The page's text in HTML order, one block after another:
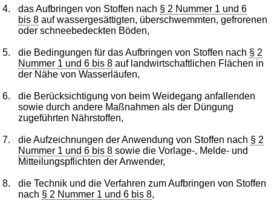
4. das Aufbringen von Stoffen nach § 2 Nummer 1 und 6
bis 8 auf wassergesättigten, überschwemmten, gefrorenen
oder schneebedeckten Böden,
5. die Bedingungen für das Aufbringen von Stoffen nach § 2
Nummer 1 und 6 bis 8 auf landwirtschaftlichen Flächen in
der Nähe von Wasserläufen,
6.
die Berücksichtigung von beim Weidegang anfallenden
sowie durch andere Maßnahmen als der Düngung
zugeführten Nährstoffen,
7. die Aufzeichnungen der Anwendung von Stoffen nach § 2
Nummer 1 und 6 bis 8 sowie die Vorlage-, Melde- und
Mitteilungspflichten der Anwender,
8.
die Technik und die Verfahren zum Aufbringen von Stoffen
nach § 2 Nummer 1 und 6 bis 8,